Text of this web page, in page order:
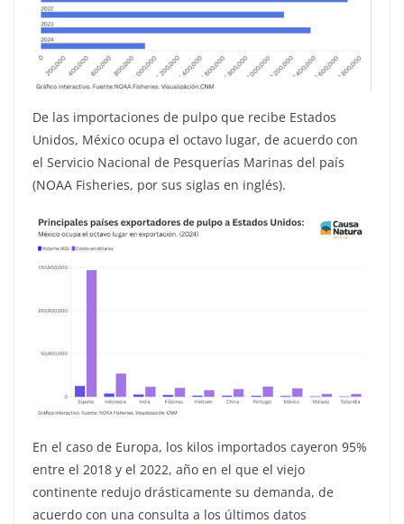
De las importaciones de pulpo que recibe Estados
Unidos, México ocupa el octavo lugar, de acuerdo con
el Servicio Nacional de Pesquerías Marinas del país
(NOAA Fisheries, por sus siglas en inglés).
En el caso de Europa, los kilos importados cayeron 95%
entre el 2018 y el 2022, año en el que el viejo
continente redujo drásticamente su demanda, de
acuerdo con una consulta a los últimos datos